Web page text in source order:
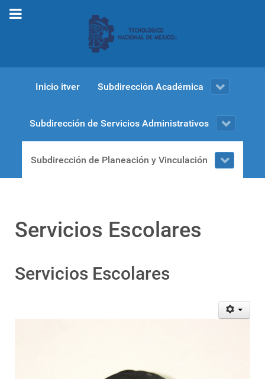
Inicio itver Subdirección Académica
Subdirección de Servicios Administrativos
Subdirección de Planeación y Vinculación
Servicios Escolares
Servicios Escolares